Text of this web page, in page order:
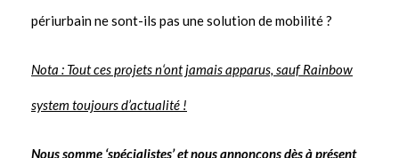
périurbain ne sont-ils pas une solution de mobilité ?
Nota : Tout ces projets n‘ont jamais apparus, sauf Rainbow
system toujours d’actualité !
Nous somme ‘spécialistes’ et nous annonçons dès à présent